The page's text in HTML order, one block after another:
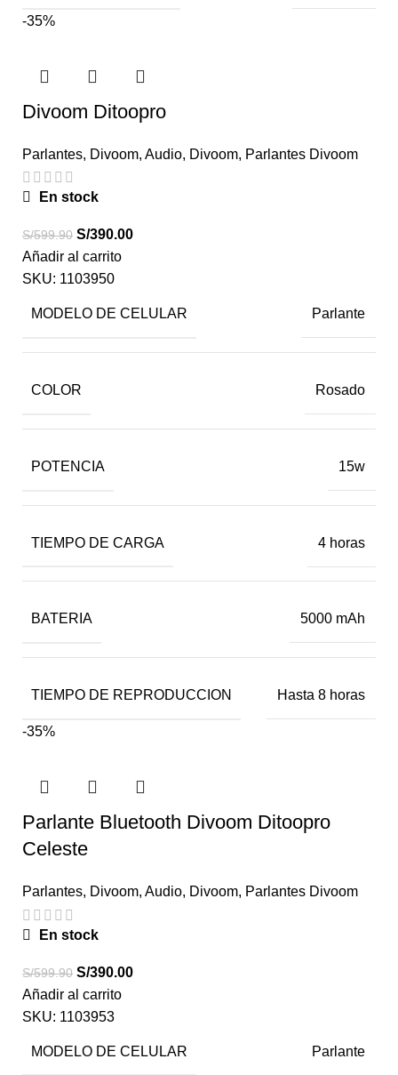
-35%
Divoom Ditoopro
Parlantes, Divoom, Audio, Divoom, Parlantes Divoom
En stock
S/599.90 S/390.00
Añadir al carrito
SKU: 1103950
MODELO DE CELULAR Parlante
COLOR Rosado
POTENCIA 15w
TIEMPO DE CARGA 4 horas
BATERIA 5000 mAh
TIEMPO DE REPRODUCCION Hasta 8 horas
-35%
Parlante Bluetooth Divoom Ditoopro
Celeste
Parlantes, Divoom, Audio, Divoom, Parlantes Divoom
En stock
S/599.90 S/390.00
Añadir al carrito
SKU: 1103953
MODELO DE CELULAR Parlante